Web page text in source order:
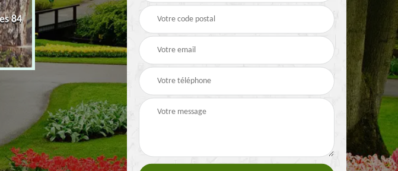
84 Taille de haie 84
Pose de clôture et
grillage 84
Etêtage 84